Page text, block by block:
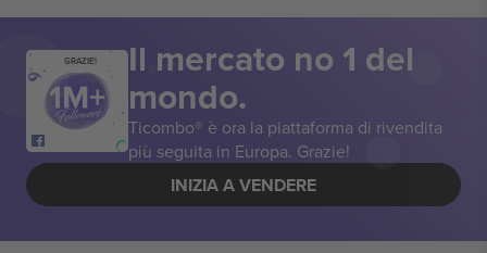
GRAZIE! Il mercato no 1 del
mondo.
Ticombo® è ora la piattaforma di rivendita
più seguita in Europa. Grazie!
INIZIA A VENDERE